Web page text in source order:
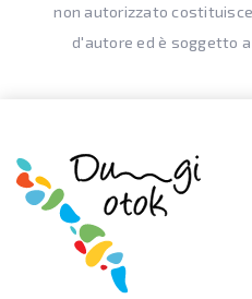
non autorizzato
d'autore ed è soggetto